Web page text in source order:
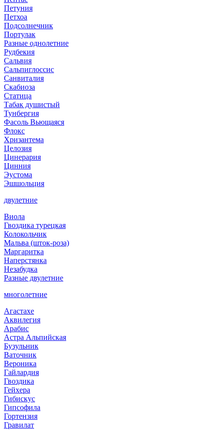
Петуния
Петхоа
Подсолнечник
Портулак
Разные однолетние
Рудбекия
Сальвия
Сальпиглоссис
Санвиталия
Скабиоза
Статица
Табак душистый
Тунбергия
Фасоль Вьющаяся
Флокс
Хризантема
Целозия
Цинерария
Цинния
Эустома
Эшшольция
двулетние
Виола
Гвоздика турецкая
Колокольчик
Мальва (шток-роза)
Маргаритка
Наперстянка
Незабудка
Разные двулетние
многолетние
Агастахе
Аквилегия
Арабис
Астра Альпийская
Бузульник
Ваточник
Вероника
Гайлардия
Гвоздика
Гейхера
Гибискус
Гипсофила
Гортензия
Гравилат